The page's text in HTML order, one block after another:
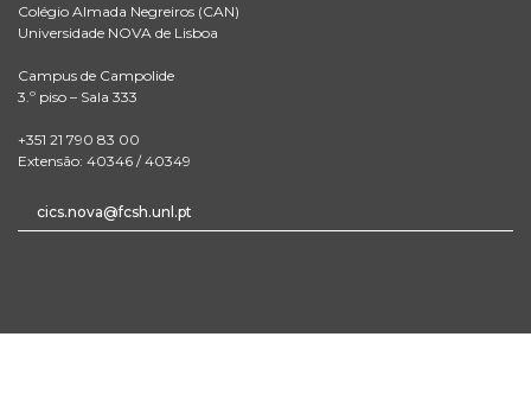
Colégio Almada Negreiros (CAN)
Universidade NOVA de Lisboa
Campus de Campolide
3.º piso – Sala 333
+351 21 790 83 00
Extensão: 40346 / 40349
cics.nova@fcsh.unl.pt